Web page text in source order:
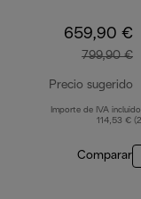
659,90 €
799,90 €
Precio sugerido
Importe de IVA
114,53 €
Comparar